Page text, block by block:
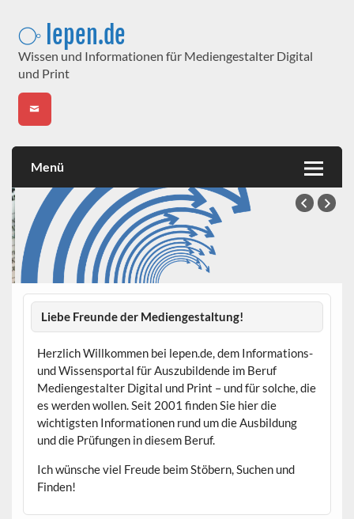
content⧂ lepen.de
Wissen und Informationen für Mediengestalter Digital
und Print
Menü
Neuordnung des Berufes
Liebe Freunde der Mediengestaltung!
Herzlich Willkommen bei lepen.de, dem Informations-
und Wissensportal für Auszubildende im Beruf
Mediengestalter Digital und Print – und für solche, die
es werden wollen. Seit 2001 finden Sie hier die
wichtigsten Informationen rund um die Ausbildung
und die Prüfungen in diesem Beruf.
Ich wünsche viel Freude beim Stöbern, Suchen und
Finden!